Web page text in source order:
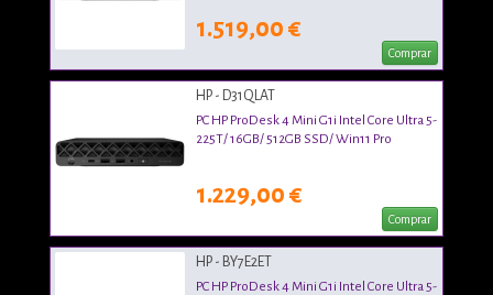
1.519,00 €
Comprar
HP - D31QLAT
PC HP ProDesk 4 Mini G1i Intel Core Ultra 5-
225T/ 16GB/ 512GB SSD/ Win11 Pro
1.229,00 €
Comprar
HP - BY7E2ET
PC HP ProDesk 4 Mini G1i Intel Core Ultra 5-